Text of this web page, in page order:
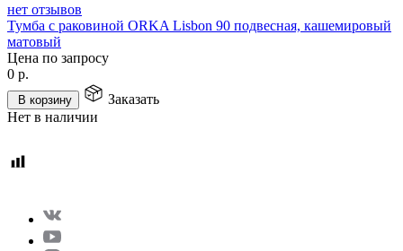
нет отзывов
Тумба с раковиной ORKA Lisbon 90 подвесная, кашемировый
матовый
Цена по запросу
0 р.
В корзину
Заказать
Нет в наличии